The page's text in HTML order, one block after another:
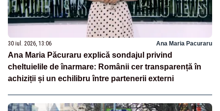
30 iul. 2026, 13:06 Ana Maria Pacuraru
Ana Maria Păcuraru explică sondajul privind
cheltuielile de înarmare: Românii cer transparență în
achiziții și un echilibru între partenerii externi